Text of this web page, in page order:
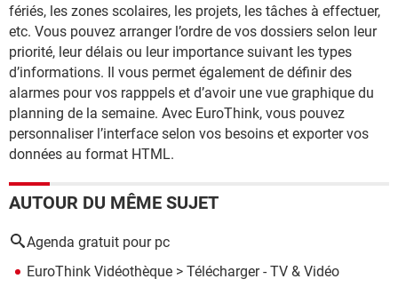
fériés, les zones scolaires, les projets, les tâches à effectuer,
etc. Vous pouvez arranger l’ordre de vos dossiers selon leur
priorité, leur délais ou leur importance suivant les types
d’informations. Il vous permet également de définir des
alarmes pour vos rapppels et d’avoir une vue graphique du
planning de la semaine. Avec EuroThink, vous pouvez
personnaliser l’interface selon vos besoins et exporter vos
données au format HTML.
AUTOUR DU MÊME SUJET
Agenda gratuit pour pc
EuroThink Vidéothèque > Télécharger - TV & Vidéo